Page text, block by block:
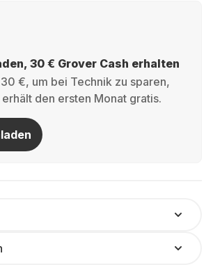
30 € Grover Cash erhalten
€, um bei Technik zu sparen,
den ersten Monat gratis.